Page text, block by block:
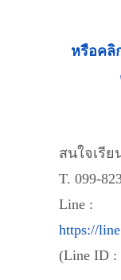
หรือคลิ
สนใจเรีย
T. 099-
Line :
https://
(Line ID :